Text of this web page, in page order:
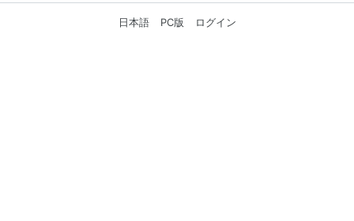
日本語 PC版 ログイン